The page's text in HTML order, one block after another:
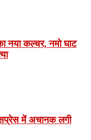
नया कल्चर, नमो घाट
में अचानक लगी